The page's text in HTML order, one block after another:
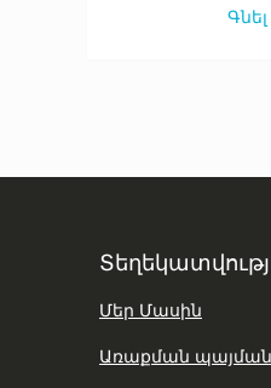
Գնել
Մեր Մասին
Առաքման